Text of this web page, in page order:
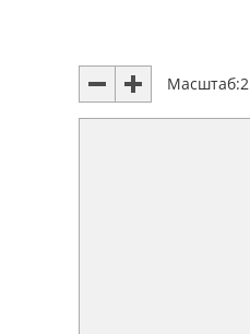
Масштаб:2